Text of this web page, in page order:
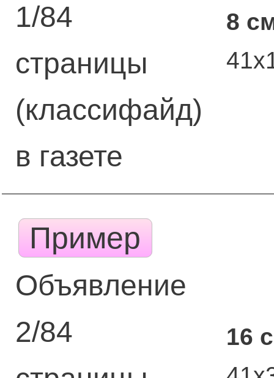
1/84
страницы
(классифайд)
в газете
8
Пример
Объявление
2/84
16